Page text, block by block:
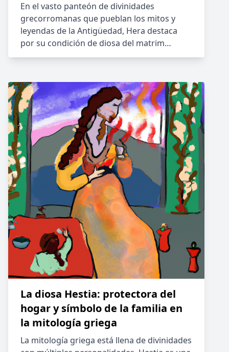
En el vasto panteón de divinidades
grecorromanas que pueblan los mitos y
leyendas de la Antigüedad, Hera destaca
por su condición de diosa del matrim…
La diosa Hestia: protectora del
hogar y símbolo de la familia en
la mitología griega
La mitología griega está llena de divinidades